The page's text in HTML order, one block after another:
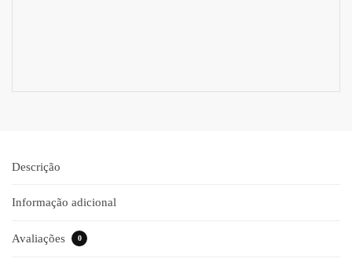
Descrição
Informação adicional
Avaliações 0